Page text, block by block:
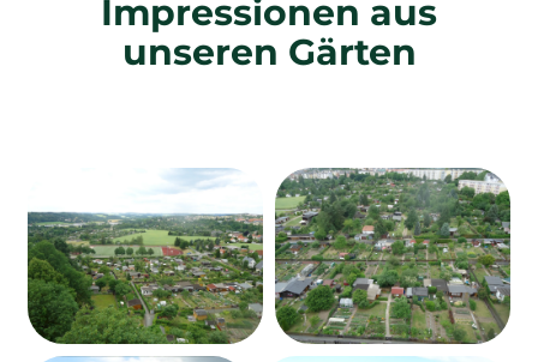
Impressionen aus
unseren Gärten